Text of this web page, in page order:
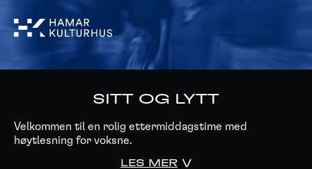
SITT OG LYTT
Velkommen til en rolig ettermiddagstime med
høytlesning for voksne.
LES MER